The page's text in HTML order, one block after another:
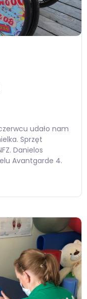
udało nam
Sprzęt
Danielos
Avantgarde 4.